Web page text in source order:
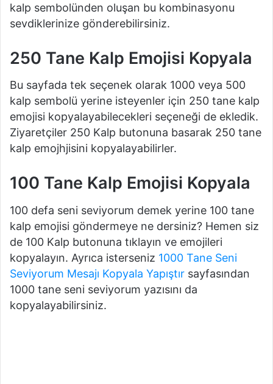
kalp sembolünden oluşan bu kombinasyonu
sevdiklerinize gönderebilirsiniz.
250 Tane Kalp Emojisi Kopyala
Bu sayfada tek seçenek olarak 1000 veya 500
kalp sembolü yerine isteyenler için 250 tane kalp
emojisi kopyalayabilecekleri seçeneği de ekledik.
Ziyaretçiler 250 Kalp butonuna basarak 250 tane
kalp emojhjisini kopyalayabilirler.
100 Tane Kalp Emojisi Kopyala
100 defa seni seviyorum demek yerine 100 tane
kalp emojisi göndermeye ne dersiniz? Hemen siz
de 100 Kalp butonuna tıklayın ve emojileri
kopyalayın. Ayrıca isterseniz 1000 Tane Seni
Seviyorum Mesajı Kopyala Yapıştır sayfasından
1000 tane seni seviyorum yazısını da
kopyalayabilirsiniz.